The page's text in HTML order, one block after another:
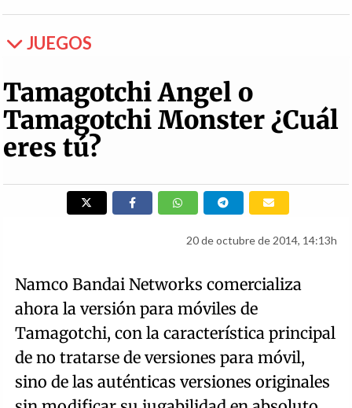
JUEGOS
Tamagotchi Angel o
Tamagotchi Monster ¿Cuál
eres tú?
20 de octubre de 2014, 14:13h
Namco Bandai Networks comercializa
ahora la versión para móviles de
Tamagotchi, con la característica principal
de no tratarse de versiones para móvil,
sino de las auténticas versiones originales